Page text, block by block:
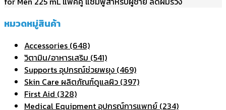
หมวดหมู่สินค้า
Accessories (648)
วิตามิน/อาหารเสริม (541)
Supports อุปกรณ์ช่วยพยุง (469)
Skin Care ผลิตภัณฑ์ดูแลผิว (397)
First Aid (328)
Medical Equipment อุปกรณ์การแพทย์ (234)